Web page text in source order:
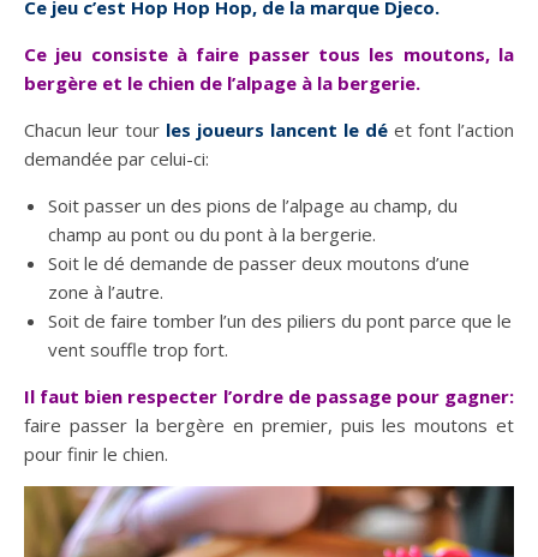
Ce jeu c’est Hop Hop Hop, de la marque Djeco.
Ce jeu consiste à faire passer tous les moutons, la
bergère et le chien de l’alpage à la bergerie.
Chacun leur tour les joueurs lancent le dé et font l’action
demandée par celui-ci:
Soit passer un des pions de l’alpage au champ, du
champ au pont ou du pont à la bergerie.
Soit le dé demande de passer deux moutons d’une
zone à l’autre.
Soit de faire tomber l’un des piliers du pont parce que le
vent souffle trop fort.
Il faut bien respecter l’ordre de passage pour gagner:
faire passer la bergère en premier, puis les moutons et
pour finir le chien.